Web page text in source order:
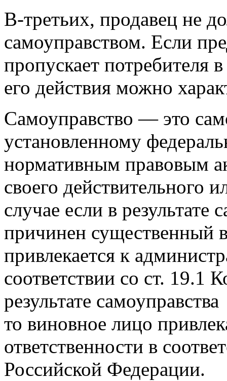
В-третьих, продавец не
самоуправством. Если
пропускает потребителя
его действия можно
Самоуправство — это
установленному
нормативным правовым
своего действительного
случае если в результате
причинен существенный
привлекается к
соответствии со ст.
результате
то виновное лицо
ответственности в
Российской Федерации.